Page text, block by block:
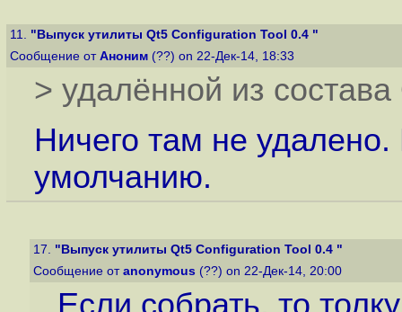
11. "Выпуск утилиты Qt5 Configuration Tool 0.4 "
Сообщение от Аноним (??) on 22-Дек-14, 18:33
> удалённой из
Ничего там не
умолчанию.
17. "Выпуск утилиты Qt5 Configuration Tool 0.4 "
Сообщение от anonymous (??) on 22-Дек-14, 20:00